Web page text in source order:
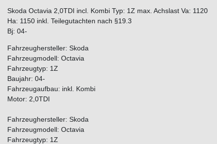
Skoda Octavia 2,0TDI incl. Kombi Typ: 1Z max. Achslast Va: 1120
Ha: 1150 inkl. Teilegutachten nach §19.3
Bj: 04-
Fahrzeughersteller: Skoda
Fahrzeugmodell: Octavia
Fahrzeugtyp: 1Z
Baujahr: 04-
Fahrzeugaufbau: inkl. Kombi
Motor: 2,0TDI
Fahrzeughersteller: Skoda
Fahrzeugmodell: Octavia
Fahrzeugtyp: 1Z